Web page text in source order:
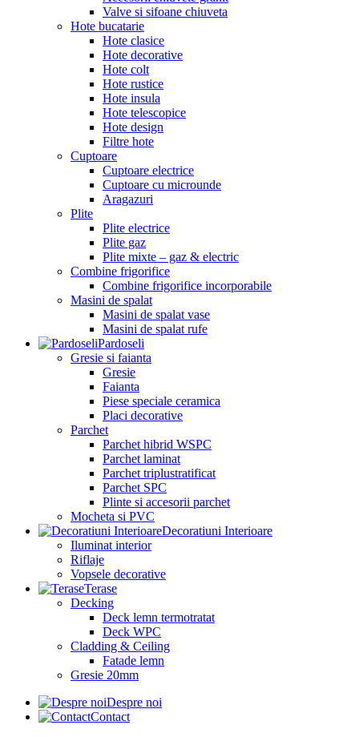
Valve si sifoane chiuveta
Hote bucatarie
Hote clasice
Hote decorative
Hote colt
Hote rustice
Hote insula
Hote telescopice
Hote design
Filtre hote
Cuptoare
Cuptoare electrice
Cuptoare cu microunde
Aragazuri
Plite
Plite electrice
Plite gaz
Plite mixte – gaz & electric
Combine frigorifice
Combine frigorifice incorporabile
Masini de spalat
Masini de spalat vase
Masini de spalat rufe
Pardoseli
Gresie si faianta
Gresie
Faianta
Piese speciale ceramica
Placi decorative
Parchet
Parchet hibrid WSPC
Parchet laminat
Parchet triplustratificat
Parchet SPC
Plinte si accesorii parchet
Mocheta si PVC
Decoratiuni Interioare
Iluminat interior
Riflaje
Vopsele decorative
Terase
Decking
Deck lemn termotratat
Deck WPC
Cladding & Ceiling
Fatade lemn
Gresie 20mm
Despre noi
Contact